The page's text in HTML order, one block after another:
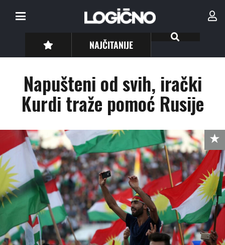
NAJČITANIJE
Napušteni od svih, irački
Kurdi traže pomoć Rusije